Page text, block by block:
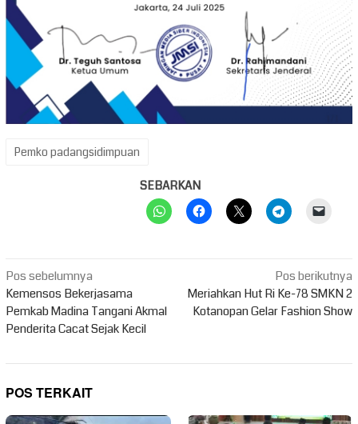
Pemko padangsidimpuan
SEBARKAN
Navigasi
pos
Pos sebelumnya
Kemensos Bekerjasama
Pemkab Madina Tangani Akmal
Penderita Cacat Sejak Kecil
Pos berikutnya
Meriahkan Hut Ri Ke-78 SMKN 2
Kotanopan Gelar Fashion Show
POS TERKAIT